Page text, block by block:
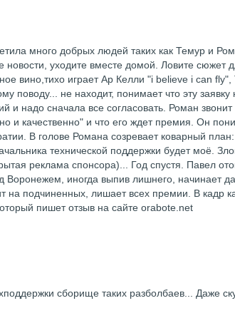
много добрых людей таких как Темур и
уходите вместе домой. Ловите сюжет
вино,тихо играет Ар Келли "i believe i can fly",
поводу... не находит, понимает что эту заявку
и надо сначала все согласовать. Роман
и качественно" и что его ждет премия. Он
В голове Романа созревает коварный
технической поддержки будет моё.
реклама спонсора)... Год спустя. Павел
Воронежем, иногда выпив лишнего, начинает
подчиненных, лишает всех премии. В кадр
пишет отзыв на сайте orabote.net
сборище таких разболбаев... Даже